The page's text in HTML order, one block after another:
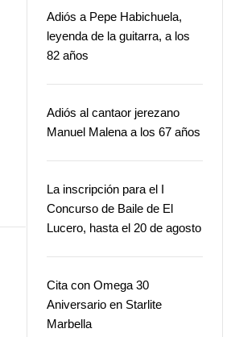
Adiós a Pepe Habichuela,
leyenda de la guitarra, a los
82 años
Adiós al cantaor jerezano
Manuel Malena a los 67 años
La inscripción para el I
Concurso de Baile de El
Lucero, hasta el 20 de agosto
Cita con Omega 30
Aniversario en Starlite
Marbella